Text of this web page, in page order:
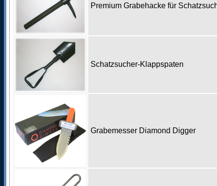
Premium Grabehacke für
Schatzsucher-Klappspaten
Grabemesser Diamond Digger